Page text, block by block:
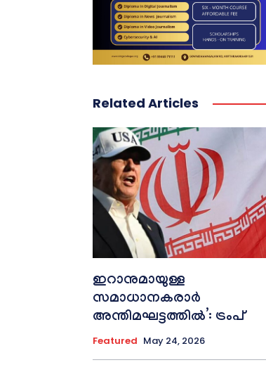
Related Articles
ഇറാനുമായുള്ള
സമാധാനകരാർ
അന്തിമഘട്ടത്തിൽ‌’: ട്രംപ്
Featured May 24, 2026